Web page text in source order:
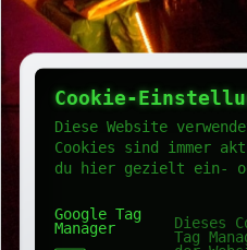
Cookie-
Diese Website
Cookies sind immer
du hier gezielt ein-
Google Tag
Manager
Dieses
Tag